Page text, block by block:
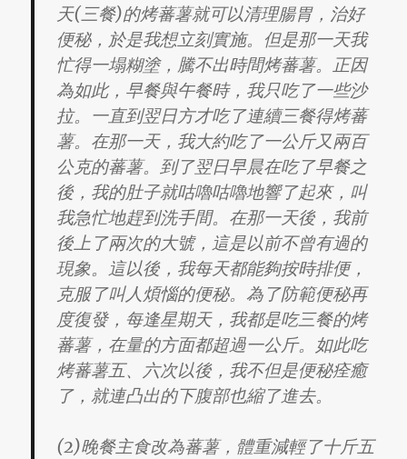
天(三餐)的烤蕃薯就可以清理腸胃，治好
便秘，於是我想立刻實施。但是那一天我
忙得一塌糊塗，騰不出時間烤蕃薯。正因
為如此，早餐與午餐時，我只吃了一些沙
拉。一直到翌日方才吃了連續三餐得烤蕃
薯。在那一天，我大約吃了一公斤又兩百
公克的蕃薯。到了翌日早晨在吃了早餐之
後，我的肚子就咕嚕咕嚕地響了起來，叫
我急忙地趕到洗手間。在那一天後，我前
後上了兩次的大號，這是以前不曾有過的
現象。這以後，我每天都能夠按時排便，
克服了叫人煩惱的便秘。為了防範便秘再
度復發，每逢星期天，我都是吃三餐的烤
蕃薯，在量的方面都超過一公斤。如此吃
烤蕃薯五、六次以後，我不但是便秘痊癒
了，就連凸出的下腹部也縮了進去。
(2)晚餐主食改為蕃薯，體重減輕了十斤五